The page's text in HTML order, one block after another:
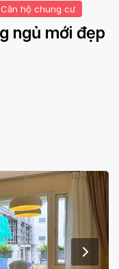
Căn hộ chung cư
ngủ mới đẹp